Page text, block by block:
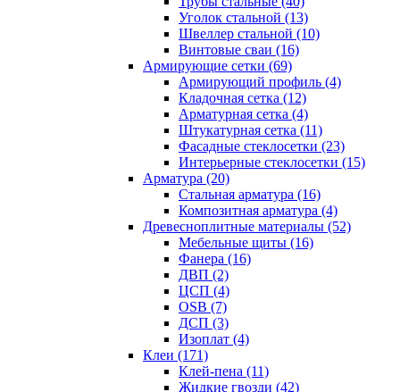
Уголок стальной (13)
Швеллер стальной (10)
Винтовые сваи (16)
Армирующие сетки (69)
Армирующий профиль (4)
Кладочная сетка (12)
Арматурная сетка (4)
Штукатурная сетка (11)
Фасадные стеклосетки (23)
Интерьерные стеклосетки (15)
Арматура (20)
Стальная арматура (16)
Композитная арматура (4)
Древесноплитные материалы (52)
Мебельные щиты (16)
Фанера (16)
ДВП (2)
ЦСП (4)
OSB (7)
ДСП (3)
Изоплат (4)
Клеи (171)
Клей-пена (11)
Жидкие гвозди (42)